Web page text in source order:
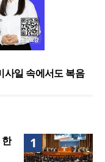
씀은 같은데 왜 열
사일 속에서도 복음
씀은 같은데 왜 열
인 목회자 석방돼
1
한